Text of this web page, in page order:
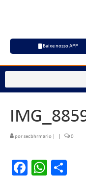
Baixe nosso APP
porsecbhrmario 0
Facebook